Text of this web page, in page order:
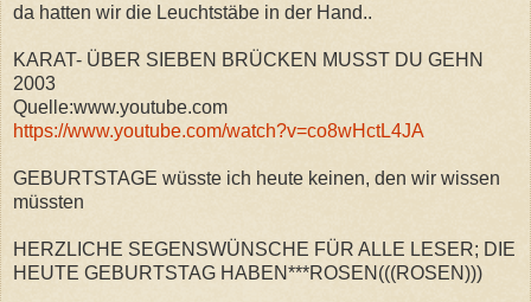
da hatten wir die Leuchtstäbe in der Hand..
KARAT- ÜBER SIEBEN BRÜCKEN MUSST DU GEHN
2003
Quelle:www.youtube.com
https://www.youtube.com/watch?v=co8wHctL4JA
GEBURTSTAGE wüsste ich heute keinen, den wir wissen
müssten
HERZLICHE SEGENSWÜNSCHE FÜR ALLE LESER; DIE
HEUTE GEBURTSTAG HABEN***ROSEN(((ROSEN)))